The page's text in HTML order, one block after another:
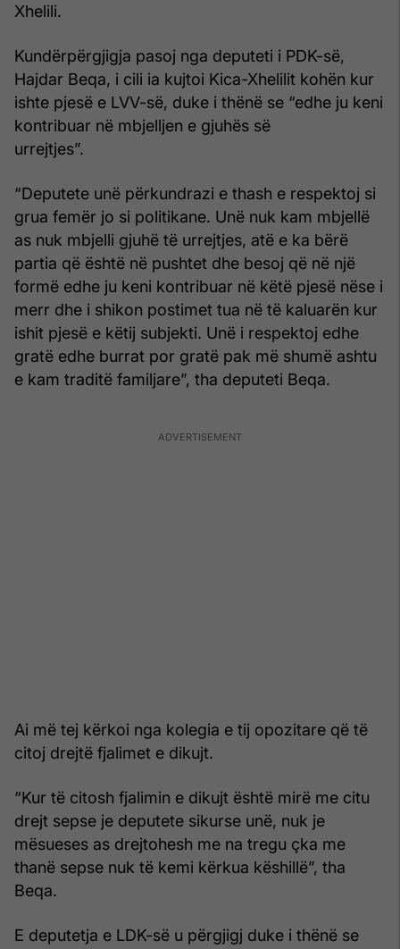
Xhelili.
Kundërpërgjigja pasoj nga deputeti i PDK-së,
Hajdar Beqa, i cili ia kujtoi Kica-Xhelilit kohën kur
ishte pjesë e LVV-së, duke i thënë se “edhe ju keni
kontribuar në mbjelljen e gjuhës së
urrejtjes”.
“Deputete unë përkundrazi e thash e respektoj si
grua femër jo si politikane. Unë nuk kam mbjellë
as nuk mbjelli gjuhë të urrejtjes, atë e ka bërë
partia që është në pushtet dhe besoj që në një
formë edhe ju keni kontribuar në këtë pjesë nëse i
merr dhe i shikon postimet tua në të kaluarën kur
ishit pjesë e këtij subjekti. Unë i respektoj edhe
gratë edhe burrat por gratë pak më shumë ashtu
e kam traditë familjare”, tha deputeti Beqa.
Ai më tej kërkoi nga kolegia e tij opozitare që të
citoj drejtë fjalimet e dikujt.
“Kur të citosh fjalimin e dikujt është mirë me citu
drejt sepse je deputete sikurse unë, nuk je
mësueses as drejtohesh me na tregu çka me
thanë sepse nuk të kemi kërkua këshillë”, tha
Beqa.
E deputetja e LDK-së u përgjigj duke i thënë se